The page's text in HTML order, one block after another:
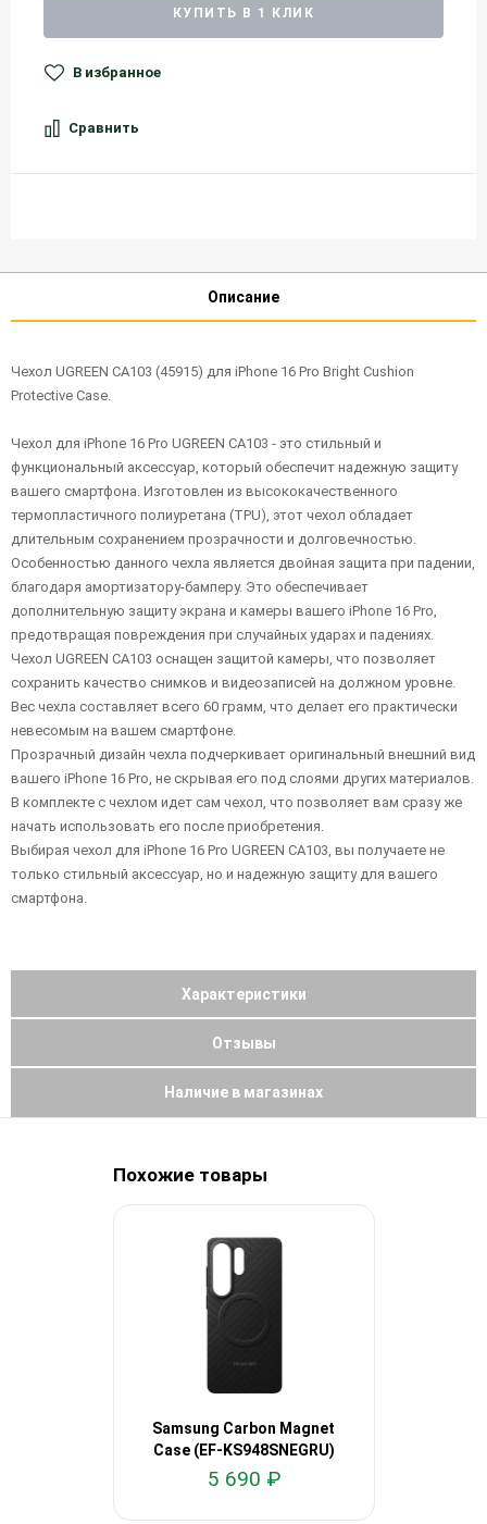
КУПИТЬ В 1 КЛИК
В избранное
Сравнить
Описание
Чехол UGREEN CA103 (45915) для iPhone 16 Pro Bright Cushion
Protective Case.
Чехол для iPhone 16 Pro UGREEN CA103 - это стильный и
функциональный аксессуар, который обеспечит надежную защиту
вашего смартфона. Изготовлен из высококачественного
термопластичного полиуретана (TPU), этот чехол обладает
длительным сохранением прозрачности и долговечностью.
Особенностью данного чехла является двойная защита при падении,
благодаря амортизатору-бамперу. Это обеспечивает
дополнительную защиту экрана и камеры вашего iPhone 16 Pro,
предотвращая повреждения при случайных ударах и падениях.
Чехол UGREEN CA103 оснащен защитой камеры, что позволяет
сохранить качество снимков и видеозаписей на должном уровне.
Вес чехла составляет всего 60 грамм, что делает его практически
невесомым на вашем смартфоне.
Прозрачный дизайн чехла подчеркивает оригинальный внешний вид
вашего iPhone 16 Pro, не скрывая его под слоями других материалов.
В комплекте с чехлом идет сам чехол, что позволяет вам сразу же
начать использовать его после приобретения.
Выбирая чехол для iPhone 16 Pro UGREEN CA103, вы получаете не
только стильный аксессуар, но и надежную защиту для вашего
смартфона.
Характеристики
Отзывы
Наличие в магазинах
Похожие товары
Samsung Carbon Magnet
Case (EF-KS948SNEGRU)
5 690 ₽